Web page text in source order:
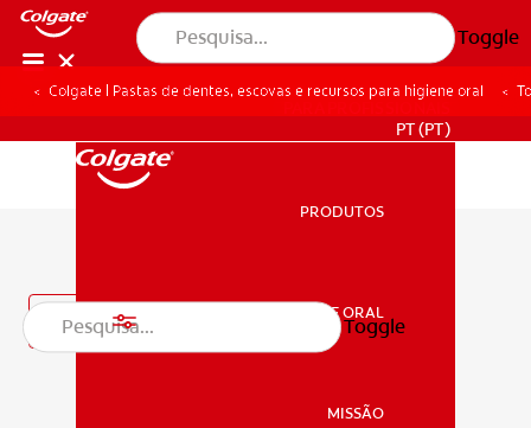
Toggle
SAÚDE ORAL
PT (PT)
PRODUTOS
SAÚDE ORAL
MISSÃO
Toggle
Colgate | Pastas de dentes, escovas e recursos para higiene oral
Filtro